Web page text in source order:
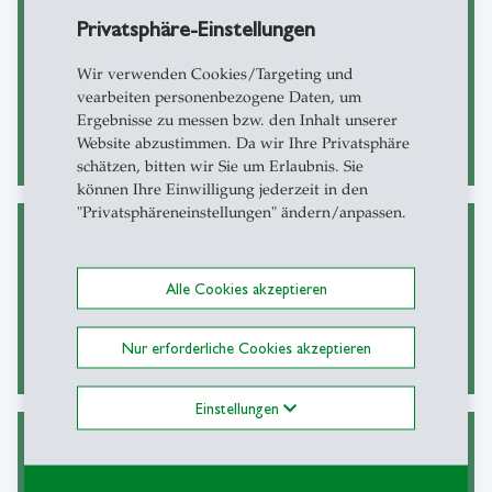
Privatsphäre-Einstellungen
Wir verwenden Cookies/Targeting und
vearbeiten personenbezogene Daten, um
Ergebnisse zu messen bzw. den Inhalt unserer
Website abzustimmen. Da wir Ihre Privatsphäre
schätzen, bitten wir Sie um Erlaubnis. Sie
können Ihre Einwilligung jederzeit in den
"Privatsphäreneinstellungen" ändern/anpassen.
Alle Cookies akzeptieren
Nur erforderliche Cookies akzeptieren
Einstellungen
Philosophieren -
Technikphilosophie
Einführung ins
Mensch sein: Zwischen
Natur, Kultur und
Verantwortung
Philosophieren - Gutes
Organisationen
Philosophieren -
Anerkennung,
Schlaglichter auf ein
umkämpftes Prinzip
Einführung ins